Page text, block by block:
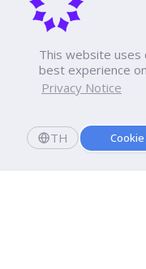
This website
best experience
Privacy Notice
TH